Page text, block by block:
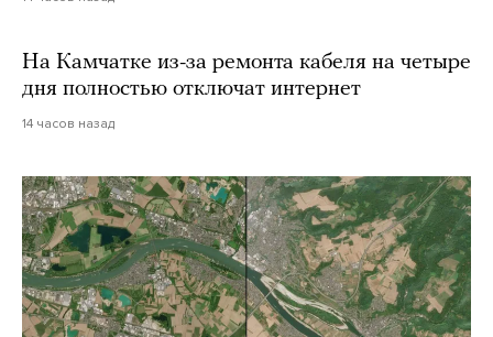
На Камчатке из-за ремонта кабеля на четыре
дня полностью отключат интернет
14 часов назад